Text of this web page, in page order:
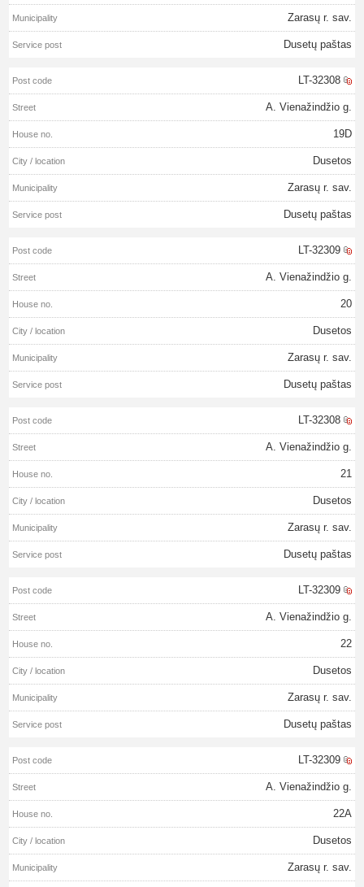
Zarasų r. sav.
Dusetų paštas
LT-32308
A. Vienažindžio g.
19D
Dusetos
Zarasų r. sav.
Dusetų paštas
LT-32309
A. Vienažindžio g.
20
Dusetos
Zarasų r. sav.
Dusetų paštas
LT-32308
A. Vienažindžio g.
21
Dusetos
Zarasų r. sav.
Dusetų paštas
LT-32309
A. Vienažindžio g.
22
Dusetos
Zarasų r. sav.
Dusetų paštas
LT-32309
A. Vienažindžio g.
22A
Dusetos
Zarasų r. sav.